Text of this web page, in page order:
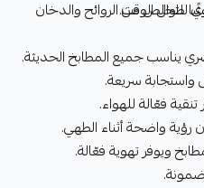
طوال الوقت.
أداء قوي للتخلص من الروائح والدخان
جميع المطابخ الحديثة.
سريعة.
فعّالة للهواء.
واضحة أثناء الطهي.